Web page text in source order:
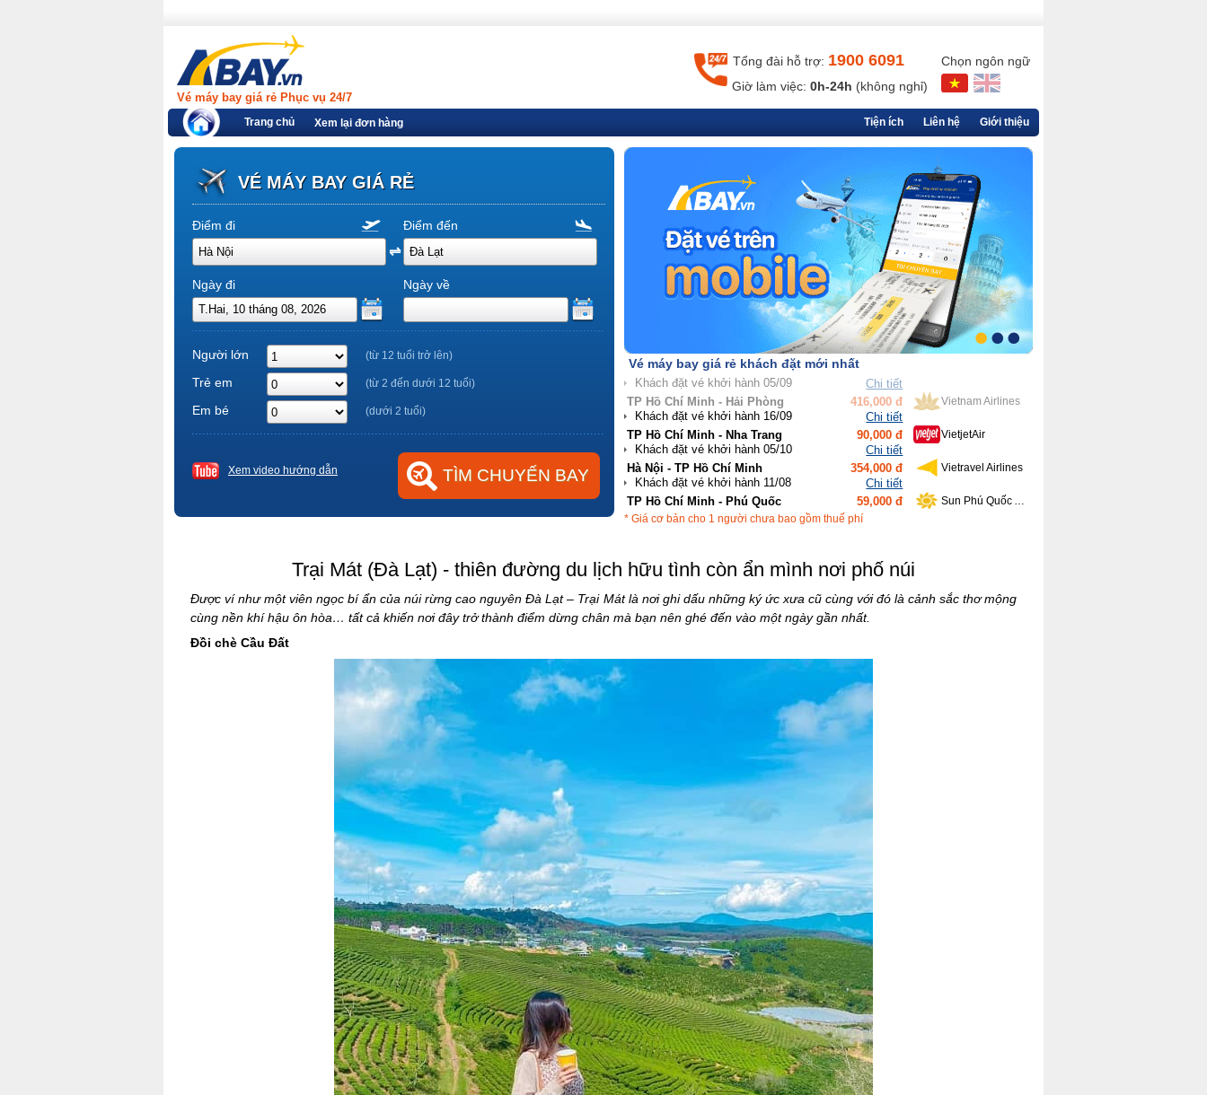
Vé máy bay giá rẻ Phục vụ 24/7
Tổng đài hỗ trợ: 1900 6091
Giờ làm việc: 0h-24h (không nghỉ)
Chọn ngôn ngữ
Trang chủ Xem lại đơn hàng Giới thiệu
Liên hệ
Tiện ích
VÉ MÁY BAY GIÁ RẺ
Điểm đi Điểm đến
Ngày đi Ngày về
Người lớn (từ 12 tuổi trở lên)
Trẻ em (từ 2 đến dưới 12 tuổi)
Em bé (dưới 2 tuổi)
Xem video hướng dẫn
Vé máy bay giá rẻ khách đặt mới nhất
TP Hồ Chí Minh - Nha Trang 90,000 đ
Chi tiết
VietjetAir
Hà Nội - TP Hồ Chí Minh 354,000 đ
Chi tiết
Vietravel Airlines
TP Hồ Chí Minh - Phú Quốc 59,000 đ
Chi tiết
Sun Phú Quốc Airways
Hà Nội - Đà Nẵng 639,000 đ
Chi tiết
Bamboo Airways
* Giá cơ bản cho 1 người chưa bao gồm thuế phí
Trại Mát (Đà Lạt) - thiên đường du lịch hữu tình còn ẩn mình nơi phố núi
Được ví như một viên ngọc bí ẩn của núi rừng cao nguyên Đà Lạt – Trại Mát là nơi ghi dấu những ký ức xưa cũ cùng với đó là cảnh sắc thơ mộng
cùng nền khí hậu ôn hòa… tất cả khiến nơi đây trở thành điểm dừng chân mà bạn nên ghé đến vào một ngày gần nhất.
Đồi chè Cầu Đất